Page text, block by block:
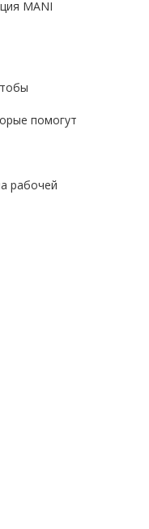
MANI
помогут
рабочей